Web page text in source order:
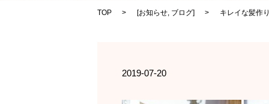
TOP [お知らせ, ブログ] キレイな髪作り
2019-07-20